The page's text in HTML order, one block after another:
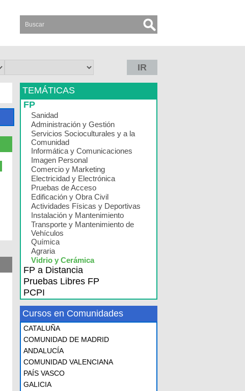
IR
TEMÁTICAS
FP
Sanidad
Administración y Gestión
Servicios Socioculturales y a la
Comunidad
Informática y Comunicaciones
Imagen Personal
Comercio y Marketing
Electricidad y Electrónica
Pruebas de Acceso
Edificación y Obra Civil
Actividades Físicas y Deportivas
Instalación y Mantenimiento
Transporte y Mantenimiento de
Vehículos
Química
Agraria
Vidrio y Cerámica
FP a Distancia
Pruebas Libres FP
PCPI
Cursos en Comunidades
CATALUÑA
COMUNIDAD DE MADRID
ANDALUCÍA
COMUNIDAD VALENCIANA
PAÍS VASCO
GALICIA